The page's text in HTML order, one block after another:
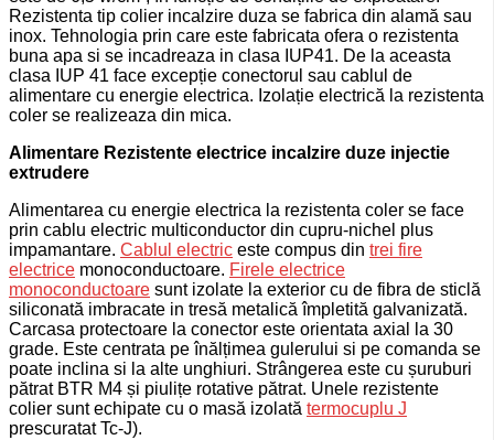
Rezistenta tip colier incalzire duza se fabrica din alamă sau
inox. Tehnologia prin care este fabricata ofera o rezistenta
buna apa si se incadreaza in clasa IUP41. De la aceasta
clasa IUP 41 face excepție conectorul sau cablul de
alimentare cu energie electrica. Izolație electrică la rezistenta
coler se realizeaza din mica.
Alimentare Rezistente electrice incalzire duze injectie
extrudere
Alimentarea cu energie electrica la rezistenta coler se face
prin cablu electric multiconductor din cupru-nichel plus
impamantare. Cablul electric este compus din trei fire
electrice monoconductoare. Firele electrice
monoconductoare sunt izolate la exterior cu de fibra de sticlă
siliconată imbracate in tresă metalică împletită galvanizată.
Carcasa protectoare la conector este orientata axial la 30
grade. Este centrata pe înălțimea gulerului si pe comanda se
poate inclina si la alte unghiuri. Strângerea este cu șuruburi
pătrat BTR M4 și piulițe rotative pătrat. Unele rezistente
colier sunt echipate cu o masă izolată termocuplu J
prescuratat Tc-J).